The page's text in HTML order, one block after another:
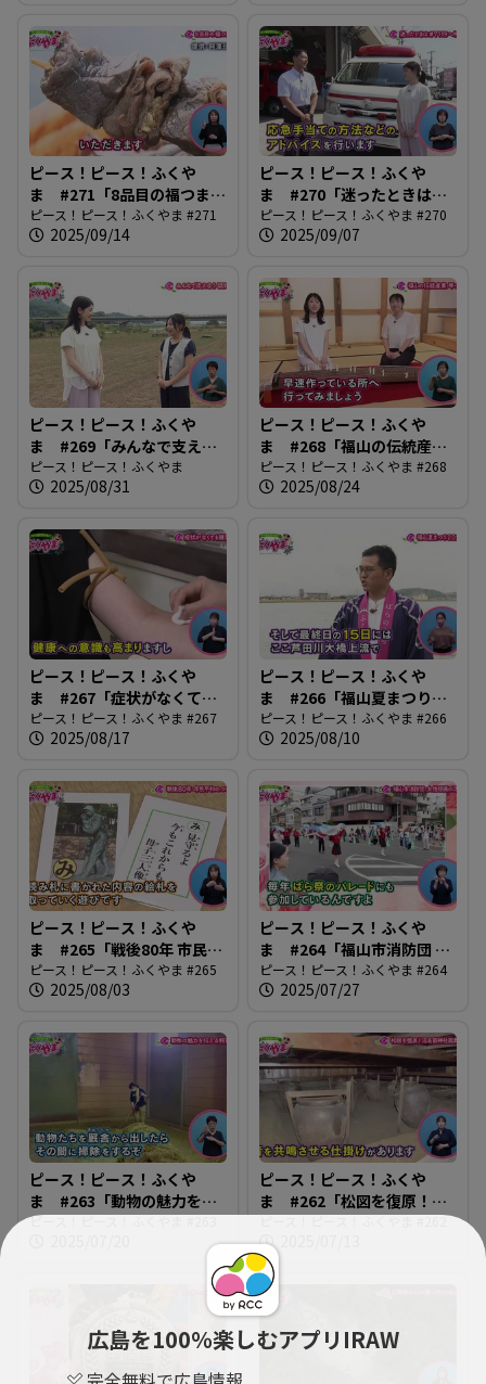
広島を100％楽しむアプリIRAW
ピース！ピース！ふくや
ま #271「8品目の福つま
み」
ピース！ピース！ふくやま #271
2025/09/14
ピース！ピース！ふくや
ま #270「迷ったときは
#7119へ相談」
ピース！ピース！ふくやま #270
2025/09/07
ピース！ピース！ふくや
ま #269「みんなで支え合
う 認知症」
ピース！ピース！ふくやま
2025/08/31
ピース！ピース！ふくや
ま #268「福山の伝統産業
琴づくり」
ピース！ピース！ふくやま #268
2025/08/24
ピース！ピース！ふくや
ま #267「症状がなくても
健診に」
ピース！ピース！ふくやま #267
2025/08/17
ピース！ピース！ふくや
ま #266「福山夏まつり
2025」
ピース！ピース！ふくやま #266
2025/08/10
ピース！ピース！ふくや
ま #265「戦後80年 市民平
和のつどい」
ピース！ピース！ふくやま #265
2025/08/03
ピース！ピース！ふくや
ま #264「福山市消防団 女
性団員の活躍」
ピース！ピース！ふくやま #264
2025/07/27
ピース！ピース！ふくや
ま #263「動物の魅力を伝
える飼育員」
ピース！ピース！ふくやま #263
ピース！ピース！ふくや
ま #262「松図を復原！沼
名前神社能舞台」
ピース！ピース！ふくやま #262